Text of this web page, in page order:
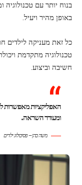
בנוח יותר עם טכנולוגיה
באופן מהיר ויעיל.
כל זאת מעניקה לילדים
טכנולוגיה מתקדמת
חשיבה וביצוע.
האפליקציות מאפשרות
ומעורר השראה.
משה כהן – פסיכולוג ילדים